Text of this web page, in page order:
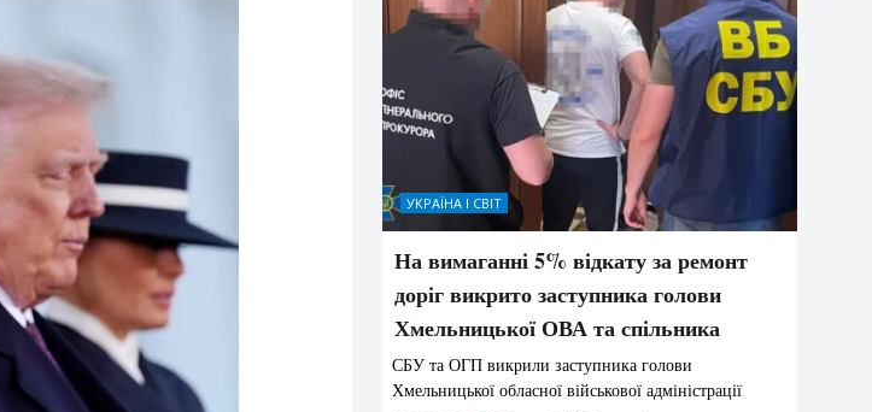
УКРАЇНА І СВІТ
На вимаганні 5% відкату за ремонт
доріг викрито заступника голови
Хмельницької ОВА та спільника
СБУ та ОГП викрили заступника голови
Хмельницької обласної військової адміністрації